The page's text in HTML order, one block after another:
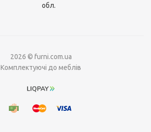
обл.
2026 © furni.com.ua
Комплектуючі до меблів